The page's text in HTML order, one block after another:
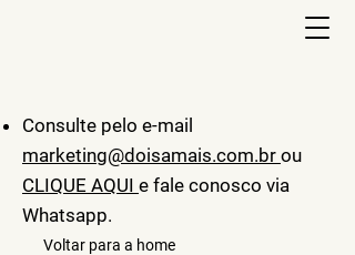
Consulte pelo e-mail
marketing@doisamais.com.br ou
CLIQUE AQUI e fale conosco via
Whatsapp.
Voltar para a home